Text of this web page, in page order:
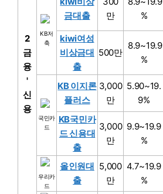
2
금
융
'
신
용
KB저
축
금대출
만
%
kiwi여성
비상금대
출
500만
8.9~19.9
%
국민카
드
KB 이지론
플러스
3,000
만
5.90~19.
9%
KB국민카
드 신용대
출
3,000
만
9.9~19.9
%
우리카
드
올인원대
출
5,000
만
4.7~19.9
%